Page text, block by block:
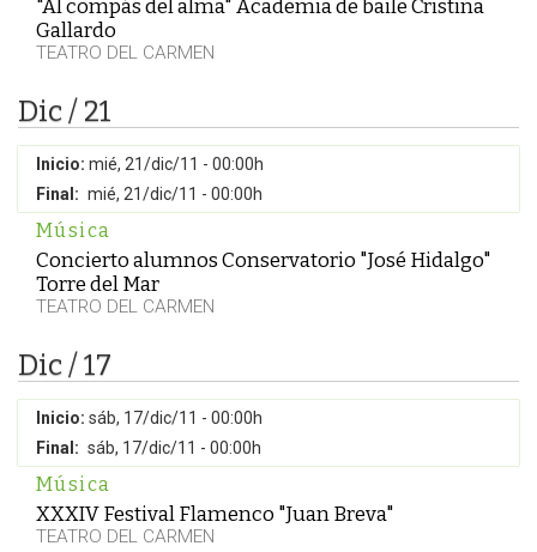
"Al compás del alma" Academia de baile Cristina
Gallardo
TEATRO DEL CARMEN
Dic / 21
Inicio: mié, 21/dic/11 - 00:00h
Final: mié, 21/dic/11 - 00:00h
Música
Concierto alumnos Conservatorio "José Hidalgo"
Torre del Mar
TEATRO DEL CARMEN
Dic / 17
Inicio: sáb, 17/dic/11 - 00:00h
Final: sáb, 17/dic/11 - 00:00h
Música
XXXIV Festival Flamenco "Juan Breva"
TEATRO DEL CARMEN